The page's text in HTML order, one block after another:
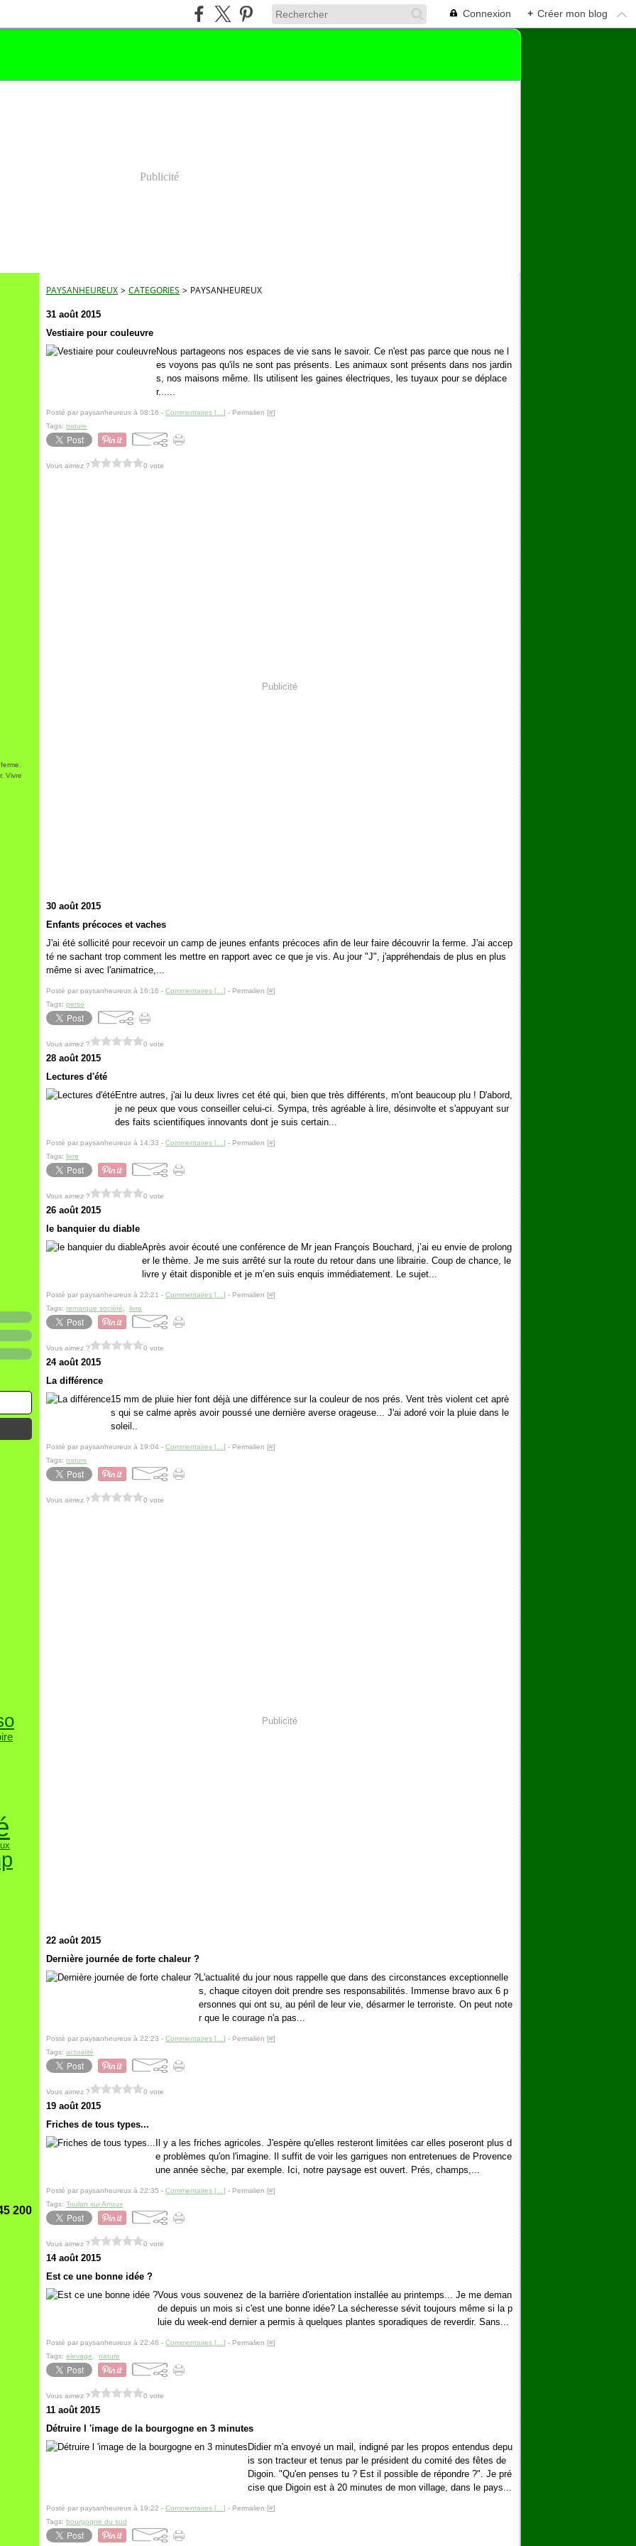
Connexion + Créer mon blog
Publicité
Vivre
200
PAYSANHEUREUX > CATEGORIES > PAYSANHEUREUX
31 août 2015
Vestiaire pour couleuvre
Nous partageons nos espaces de vie sans le savoir. Ce n'est pas parce que nous ne l
es voyons pas qu'ils ne sont pas présents. Les animaux sont présents dans nos jardin
s, nos maisons même. Ils utilisent les gaines électriques, les tuyaux pour se déplace
r......
Posté par paysanheureux à 08:16 - Commentaires [ ] - Permalien [#]
Tags: nature
Vous aimez ? 0 vote
Publicité
30 août 2015
Enfants précoces et vaches
J'ai été sollicité pour recevoir un camp de jeunes enfants précoces afin de leur faire découvrir la ferme. J'ai accep
té ne sachant trop comment les mettre en rapport avec ce que je vis. Au jour "J", j'appréhendais de plus en plus
même si avec l'animatrice,...
Posté par paysanheureux à 16:16 - Commentaires [ ] - Permalien [#]
Tags: perso
Vous aimez ? 0 vote
28 août 2015
Lectures d'été
Entre autres, j'ai lu deux livres cet été qui, bien que très différents, m'ont beaucoup plu ! D'abord,
je ne peux que vous conseiller celui-ci. Sympa, très agréable à lire, désinvolte et s'appuyant sur
des faits scientifiques innovants dont je suis certain...
Posté par paysanheureux à 14:33 - Commentaires [ ] - Permalien [#]
Tags: livre
Vous aimez ? 0 vote
26 août 2015
le banquier du diable
Après avoir écouté une conférence de Mr jean François Bouchard, j’ai eu envie de prolong
er le thème. Je me suis arrêté sur la route du retour dans une librairie. Coup de chance, le
livre y était disponible et je m’en suis enquis immédiatement. Le sujet...
Posté par paysanheureux à 22:21 - Commentaires [ ] - Permalien [#]
Tags: remarque société livre
Vous aimez ? 0 vote
24 août 2015
La différence
15 mm de pluie hier font déjà une différence sur la couleur de nos prés. Vent très violent cet aprè
s qui se calme après avoir poussé une dernière averse orageuse... J'ai adoré voir la pluie dans le
soleil..
Posté par paysanheureux à 19:04 - Commentaires [ ] - Permalien [#]
Tags: nature
Vous aimez ? 0 vote
Publicité
22 août 2015
Dernière journée de forte chaleur ?
L'actualité du jour nous rappelle que dans des circonstances exceptionnelle
s, chaque citoyen doit prendre ses responsabilités. Immense bravo aux 6 p
ersonnes qui ont su, au péril de leur vie, désarmer le terroriste. On peut note
r que le courage n'a pas...
Posté par paysanheureux à 22:23 - Commentaires [ ] - Permalien [#]
Tags: actualité
Vous aimez ? 0 vote
19 août 2015
Friches de tous types...
Il y a les friches agricoles. J'espère qu'elles resteront limitées car elles poseront plus d
e problèmes qu'on l'imagine. Il suffit de voir les garrigues non entretenues de Provence
une année sèche, par exemple. Ici, notre paysage est ouvert. Prés, champs,...
Posté par paysanheureux à 22:35 - Commentaires [ ] - Permalien [#]
Tags: Toulon sur Arroux
Vous aimez ? 0 vote
14 août 2015
Est ce une bonne idée ?
Vous vous souvenez de la barrière d'orientation installée au printemps... Je me deman
de depuis un mois si c'est une bonne idée? La sécheresse sévit toujours même si la p
luie du week-end dernier a permis à quelques plantes sporadiques de reverdir. Sans...
Posté par paysanheureux à 22:46 - Commentaires [ ] - Permalien [#]
Tags: elevage nature
Vous aimez ? 0 vote
11 août 2015
Détruire l 'image de la bourgogne en 3 minutes
Didier m'a envoyé un mail, indigné par les propos entendus depu
is son tracteur et tenus par le président du comité des fêtes de
Digoin. "Qu'en penses tu ? Est il possible de répondre ?". Je pré
cise que Digoin est à 20 minutes de mon village, dans le pays...
Posté par paysanheureux à 19:22 - Commentaires [ ] - Permalien [#]
Tags: bourgogne du sud